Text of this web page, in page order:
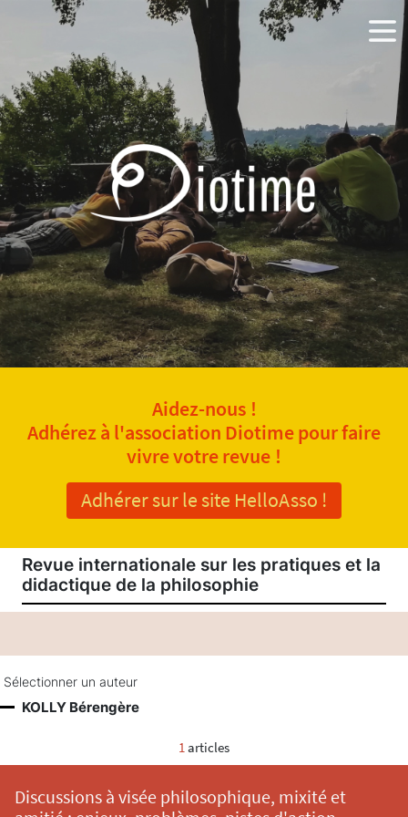
Aidez-nous !
Adhérez à l'association Diotime pour faire
vivre votre revue !
Adhérer sur le site HelloAsso !
Revue internationale sur les pratiques et la
didactique de la philosophie
Sélectionner un auteur
KOLLY Bérengère
1articles
Discussions à visée philosophique, mixité et